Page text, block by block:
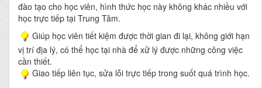
đào tạo cho học viên, hình thức học này không khác nhiều với
học trực tiếp tại Trung Tâm.
Giúp học viên tiết kiệm được thời gian đi lại, không giới hạn
vị trí địa lý, có thể học tại nhà để xử lý được những công việc
cần thiết.
Giao tiếp liên tục, sửa lỗi trực tiếp trong suốt quá trình học.